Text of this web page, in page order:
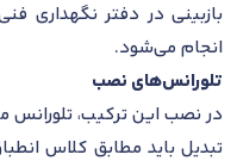
بازبینی در دفتر نگهداری
انجام می‌شود.
تلورانس‌های نصب
در نصب این ترکیب،
تبدیل باید مطابق کلاس